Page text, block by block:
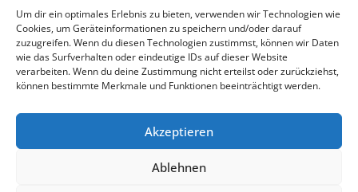
Um dir ein optimales Erlebnis zu bieten, verwenden wir Technologien wie
Cookies, um Geräteinformationen zu speichern und/oder darauf
zuzugreifen. Wenn du diesen Technologien zustimmst, können wir Daten
wie das Surfverhalten oder eindeutige IDs auf dieser Website
verarbeiten. Wenn du deine Zustimmung nicht erteilst oder zurückziehst,
können bestimmte Merkmale und Funktionen beeinträchtigt werden.
Akzeptieren
Ablehnen
Wr. Neustädter Straße 1
2733 Grünbach am Schneeberg
Öffnungszeiten Gemeindeamt:
Montag: 8.00 – 12.00 Uhr und 14.00 – 18.00 Uhr
Freitag: 8.00 – 12.00 Uhr
Email: